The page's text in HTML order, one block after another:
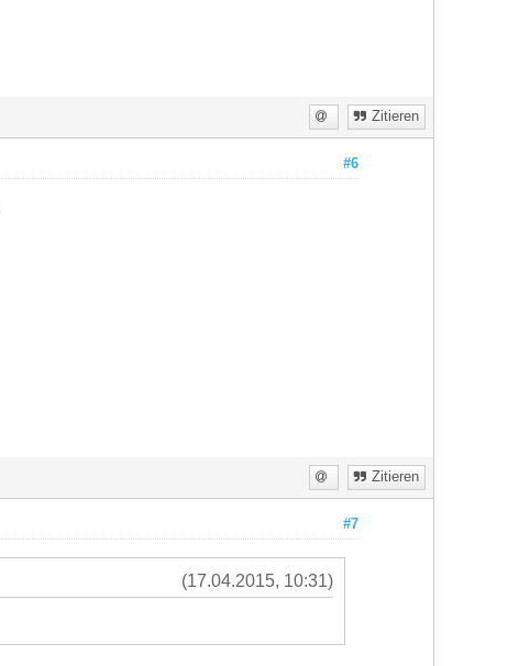
Zitieren
#6
Zitieren
#7
(17.04.2015, 10:31)